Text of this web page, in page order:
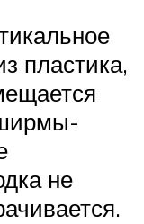
пластика,
не